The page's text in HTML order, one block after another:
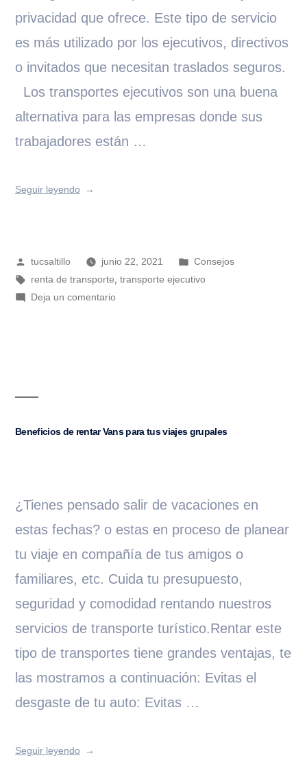
privacidad que ofrece. Este tipo de servicio
es más utilizado por los ejecutivos, directivos
o invitados que necesitan traslados seguros.
Los transportes ejecutivos son una buena
alternativa para las empresas donde sus
trabajadores están …
Seguir leyendo
tucsaltillo junio 22, 2021
Consejos
renta de transporte,transporte ejecutivo
Deja un comentario
Beneficios de rentar Vans para tus viajes grupales
¿Tienes pensado salir de vacaciones en
estas fechas? o estas en proceso de planear
tu viaje en compañía de tus amigos o
familiares, etc. Cuida tu presupuesto,
seguridad y comodidad rentando nuestros
servicios de transporte turístico.Rentar este
tipo de transportes tiene grandes ventajas, te
las mostramos a continuación: Evitas el
desgaste de tu auto: Evitas …
Seguir leyendo